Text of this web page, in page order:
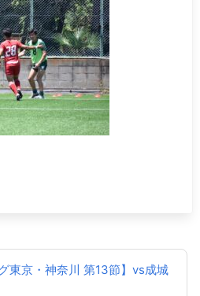
東京・神奈川 第13節】vs成城